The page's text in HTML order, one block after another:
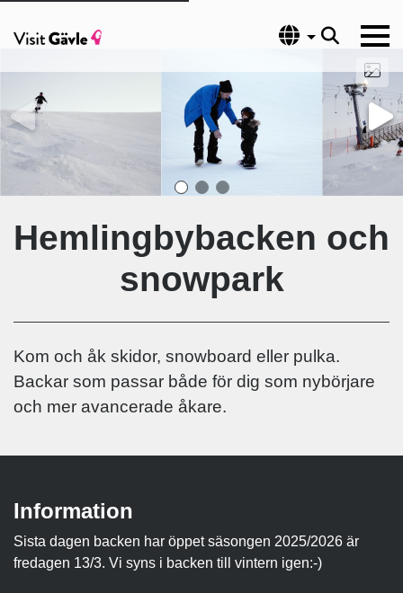
Språk
Hemlingbybacken och
snowpark
Kom och åk skidor, snowboard eller pulka.
Backar som passar både för dig som nybörjare
och mer avancerade åkare.
Information
Sista dagen backen har öppet säsongen 2025/2026 är
fredagen 13/3. Vi syns i backen till vintern igen:-)